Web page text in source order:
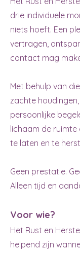
drie individuele
niets hoeft. Een
vertragen,
contact mag
Met behulp van
zachte
persoonlijke
lichaam de ruimte
te laten en te
Geen prestatie.
Alleen tijd en
Voor wie?
Het Rust en
helpend zijn